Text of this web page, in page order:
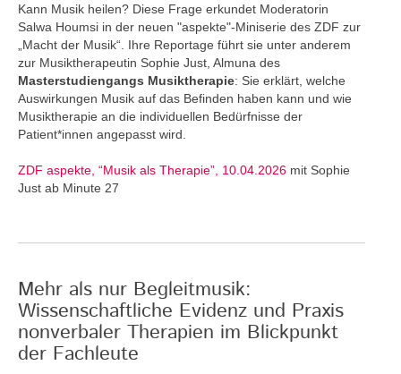
Kann Musik heilen? Diese Frage erkundet Moderatorin
Salwa Houmsi in der neuen "aspekte"-Miniserie des ZDF zur
„Macht der Musik“. Ihre Reportage führt sie unter anderem
zur Musiktherapeutin Sophie Just, Almuna des
Masterstudiengangs Musiktherapie: Sie erklärt, welche
Auswirkungen Musik auf das Befinden haben kann und wie
Musiktherapie an die individuellen Bedürfnisse der
Patient*innen angepasst wird.
ZDF aspekte, “Musik als Therapie”, 10.04.2026 mit Sophie
Just ab Minute 27
Mehr als nur Begleitmusik:
Wissenschaftliche Evidenz und Praxis
nonverbaler Therapien im Blickpunkt
der Fachleute